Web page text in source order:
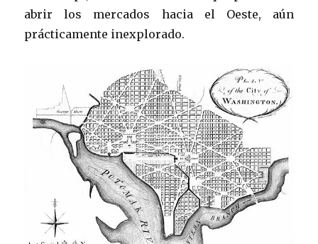
abrir los mercados hacia el Oeste, aún
prácticamente inexplorado.